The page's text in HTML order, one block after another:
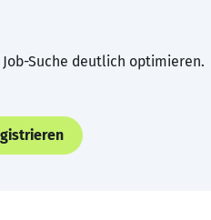
Suche deutlich optimieren.